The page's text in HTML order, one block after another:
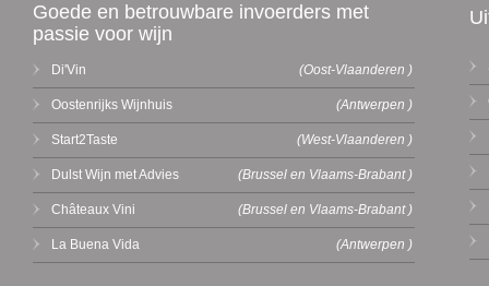
Goede en betrouwbare invoerders met
passie voor wijn
Di'Vin (Oost-Vlaanderen )
Oostenrijks Wijnhuis (Antwerpen )
Start2Taste (West-Vlaanderen )
Dulst Wijn met Advies (Brussel en Vlaams-Brabant )
Châteaux Vini (Brussel en Vlaams-Brabant )
La Buena Vida (Antwerpen )